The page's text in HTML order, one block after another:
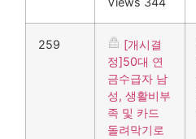
259
[개시결
정]50대 연
금수급자 남
성, 생활비부
족 및 카드
돌려막기로